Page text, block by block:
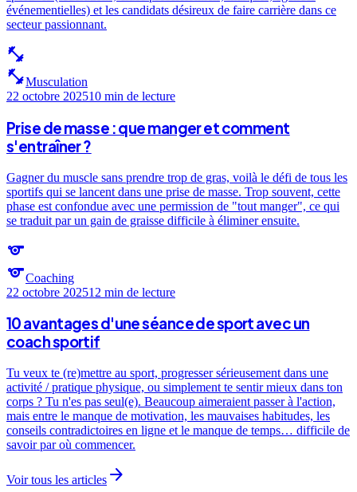
événementielles) et les candidats désireux de faire carrière dans ce
secteur passionnant.
fitness_center
fitness_centerMusculation
22 octobre 202510 min de lecture
Prise de masse : que manger et comment
s'entraîner ?
Gagner du muscle sans prendre trop de gras, voilà le défi de tous les
sportifs qui se lancent dans une prise de masse. Trop souvent, cette
phase est confondue avec une permission de "tout manger", ce qui
se traduit par un gain de graisse difficile à éliminer ensuite.
sports
sportsCoaching
22 octobre 202512 min de lecture
10 avantages d'une séance de sport avec un
coach sportif
Tu veux te (re)mettre au sport, progresser sérieusement dans une
activité / pratique physique, ou simplement te sentir mieux dans ton
corps ? Tu n'es pas seul(e). Beaucoup aimeraient passer à l'action,
mais entre le manque de motivation, les mauvaises habitudes, les
conseils contradictoires en ligne et le manque de temps… difficile de
savoir par où commencer.
Voir tous les articles arrow_forward